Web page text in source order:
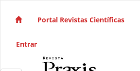
Navegación principal
Barra lateral
Portal Revistas Científicas
Entrar